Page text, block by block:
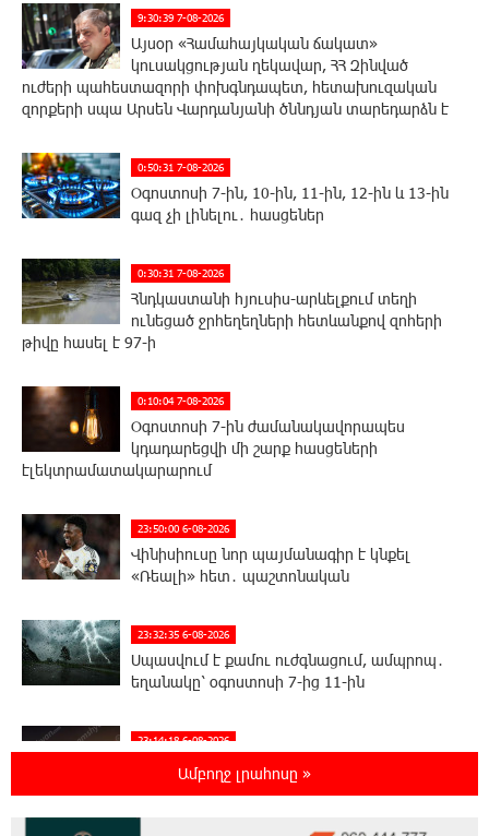
9:30:39 7-08-2026
Այսօր «Համահայկական ճակատ»
կուսակցության ղեկավար, ՀՀ Զինված
ուժերի պահեստազորի փոխգնդապետ, հետախուզական
զորքերի սպա Արսեն Վարդանյանի ծննդյան տարեդարձն է
0:50:31 7-08-2026
Օգոստոսի 7-ին, 10-ին, 11-ին, 12-ին և 13-ին
գազ չի լինելու․ հասցեներ
0:30:31 7-08-2026
Հնդկաստանի հյուսիս-արևելքում տեղի
ունեցած ջրհեղեղների հետևանքով զոհերի
թիվը հասել է 97-ի
0:10:04 7-08-2026
Օգոստոսի 7-ին ժամանակավորապես
կդադարեցվի մի շարք հասցեների
էլեկտրամատակարարում
23:50:00 6-08-2026
Վինիսիուսը նոր պայմանագիր է կնքել
«Ռեալի» հետ․ պաշտոնական
23:32:35 6-08-2026
Սպասվում է քամու ուժգնացում, ամպրոպ․
եղանակը՝ օգոստոսի 7-ից 11-ին
23:14:18 6-08-2026
Խոշոր հրդեհ՝ Երևանի Սիլիկյան թաղամասի
հարևանությամբ գտնվող աղբավայրում.
Ամբողջ լրահոսը »